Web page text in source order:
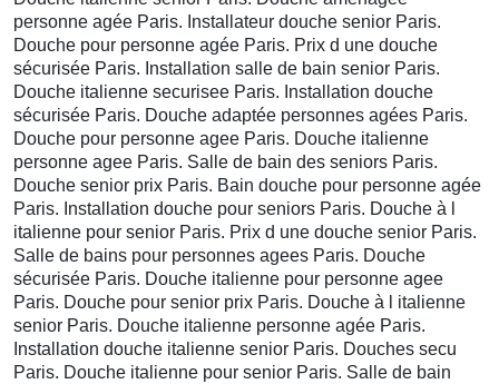
personne agée Paris. Installateur douche senior Paris.
Douche pour personne agée Paris. Prix d une douche
sécurisée Paris. Installation salle de bain senior Paris.
Douche italienne securisee Paris. Installation douche
sécurisée Paris. Douche adaptée personnes agées Paris.
Douche pour personne agee Paris. Douche italienne
personne agee Paris. Salle de bain des seniors Paris.
Douche senior prix Paris. Bain douche pour personne agée
Paris. Installation douche pour seniors Paris. Douche à l
italienne pour senior Paris. Prix d une douche senior Paris.
Salle de bains pour personnes agees Paris. Douche
sécurisée Paris. Douche italienne pour personne agee
Paris. Douche pour senior prix Paris. Douche à l italienne
senior Paris. Douche italienne personne agée Paris.
Installation douche italienne senior Paris. Douches secu
Paris. Douche italienne pour senior Paris. Salle de bain